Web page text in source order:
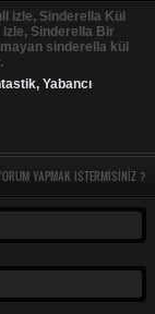
izle, Sinderella Kül
Sinderella Bir
sinderella kül
, Yabancı
YAPMAK ISTERMISINIZ ?